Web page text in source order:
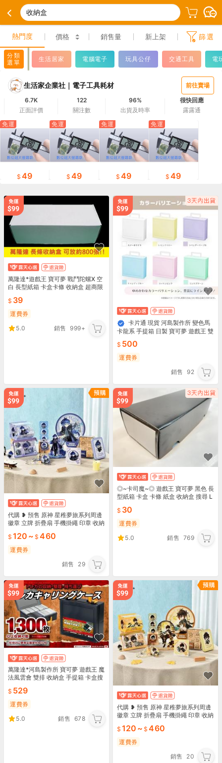
收納盒
熱門度 價格 銷售量 新上架 篩選
分類
選單
生活居家 電腦電子 玩具公仔 交通工具 電
生活家企業社｜電子工具耗材
前往賣場
6.7K
正面評價
122
關注數
96%
出貨及時率
很快回應
露露通
免運
49
免運
49
免運
49
免運
49
萬隆達*遊戲王 寶可夢 戰鬥陀螺X 空
白 長型紙箱 卡盒卡條 收納盒 超商限
39
運費券
5.0
銷售 999+
卡片通 現貨 河島製作所 變色馬
卡龍系 手提箱 日製 寶可夢 遊戲王 雙
新未拆
500
運費券
銷售
92
代購 ❥ 預售 原神 星稚夢旅系列周邊
徽章 立牌 折疊扇 手機掛繩 印章 收納
120 ~ 460
運費券
銷售
29
◎~卡司魔~◎ 遊戲王 寶可夢 黑色 長
型紙箱 卡盒 卡條 紙盒 收納盒 搜尋 L
30
運費券
5.0
銷售 769
萬隆達*河島製作所 寶可夢 遊戲王 魔
法風雲會 雙排 收納盒 手提箱 卡盒搜
529
運費券
5.0
銷售 678
代購 ❥ 預售 原神 星稚夢旅系列周邊
徽章 立牌 折疊扇 手機掛繩 印章 收納
120 ~ 460
運費券
銷售
20